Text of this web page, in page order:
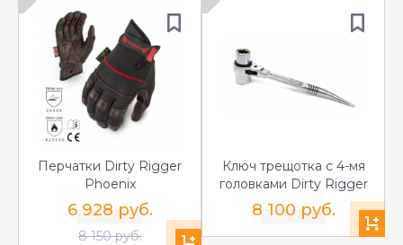
Перчатки Dirty Rigger
Phoenix
6 928 руб.
8 150 руб.
Ключ трещотка с 4-мя
головками Dirty Rigger
8 100 руб.